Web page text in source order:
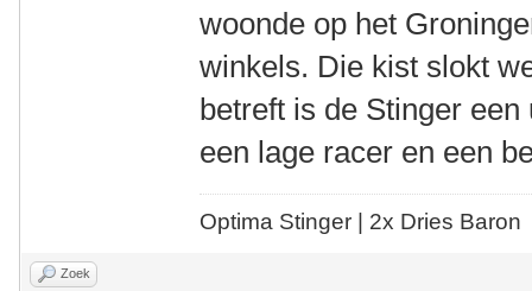
woonde op het
winkels. Die kist slokt
betreft is de Stinger
een lage racer en een
Optima Stinger | 2x Dries Baron
Zoek